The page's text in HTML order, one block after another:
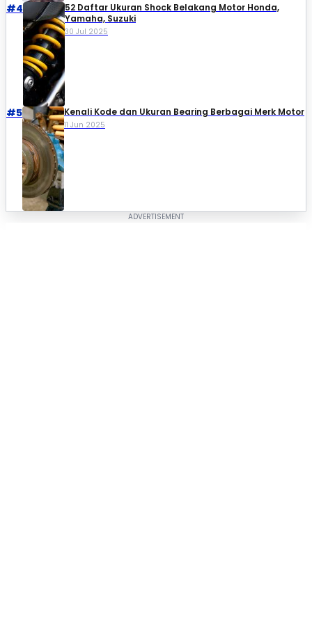
#4
52 Daftar Ukuran Shock Belakang Motor Honda,
Yamaha, Suzuki​
30 Jul 2025
#5 Kenali Kode dan Ukuran Bearing Berbagai Merk Motor
11 Jun 2025